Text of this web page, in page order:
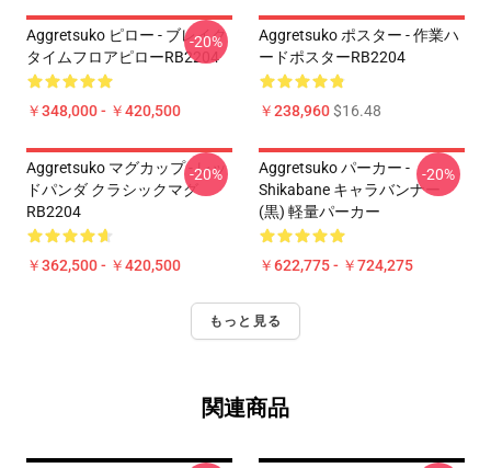
Aggretsuko ピロー - ブレイク
タイムフロアピローRB2204
￥348,000 - ￥420,500
-20%
Aggretsuko ポスター - 作業ハ
ードポスターRB2204
￥238,960$16.48
Aggretsuko マグカップ - レッ
ドパンダ クラシックマグ
RB2204
￥362,500 - ￥420,500
-20%
Aggretsuko パーカー -
Shikabane キャラバンナー
(黒) 軽量パーカー
￥622,775 - ￥724,275
-20%
もっと見る
関連商品